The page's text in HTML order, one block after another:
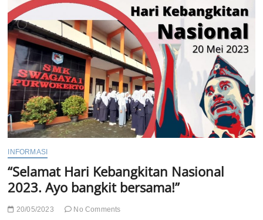
INFORMASI
“Selamat Hari Kebangkitan Nasional
2023. Ayo bangkit bersama!”
20/05/2023 No Comments